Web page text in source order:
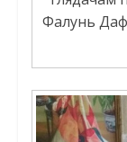
Фалунь